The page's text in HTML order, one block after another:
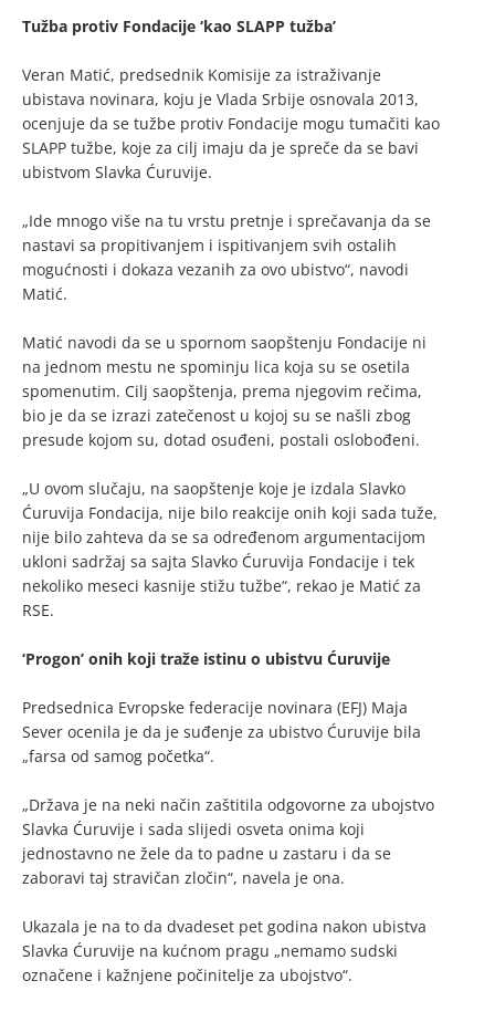
Tužba protiv Fondacije ‘kao SLAPP tužba’
Veran Matić, predsednik Komisije za istraživanje
ubistava novinara, koju je Vlada Srbije osnovala 2013,
ocenjuje da se tužbe protiv Fondacije mogu tumačiti kao
SLAPP tužbe, koje za cilj imaju da je spreče da se bavi
ubistvom Slavka Ćuruvije.
„Ide mnogo više na tu vrstu pretnje i sprečavanja da se
nastavi sa propitivanjem i ispitivanjem svih ostalih
mogućnosti i dokaza vezanih za ovo ubistvo“, navodi
Matić.
Matić navodi da se u spornom saopštenju Fondacije ni
na jednom mestu ne spominju lica koja su se osetila
spomenutim. Cilj saopštenja, prema njegovim rečima,
bio je da se izrazi zatečenost u kojoj su se našli zbog
presude kojom su, dotad osuđeni, postali oslobođeni.
„U ovom slučaju, na saopštenje koje je izdala Slavko
Ćuruvija Fondacija, nije bilo reakcije onih koji sada tuže,
nije bilo zahteva da se sa određenom argumentacijom
ukloni sadržaj sa sajta Slavko Ćuruvija Fondacije i tek
nekoliko meseci kasnije stižu tužbe“, rekao je Matić za
RSE.
‘Progon’ onih koji traže istinu o ubistvu Ćuruvije
Predsednica Evropske federacije novinara (EFJ) Maja
Sever ocenila je da je suđenje za ubistvo Ćuruvije bila
„farsa od samog početka“.
„Država je na neki način zaštitila odgovorne za ubojstvo
Slavka Ćuruvije i sada slijedi osveta onima koji
jednostavno ne žele da to padne u zastaru i da se
zaboravi taj stravičan zločin“, navela je ona.
Ukazala je na to da dvadeset pet godina nakon ubistva
Slavka Ćuruvije na kućnom pragu „nemamo sudski
označene i kažnjene počinitelje za ubojstvo“.